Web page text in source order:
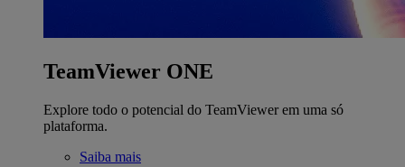
TeamViewer ONE
Explore todo o potencial do TeamViewer em uma só
plataforma.
Saiba mais